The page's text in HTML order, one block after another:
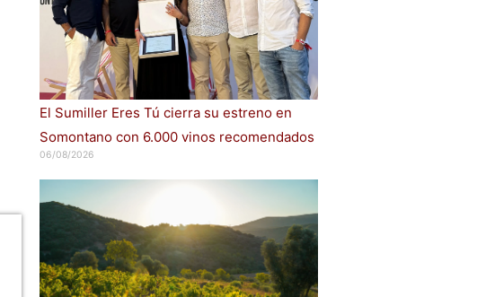
El Sumiller Eres Tú cierra su estreno en
Somontano con 6.000 vinos recomendados
06/08/2026